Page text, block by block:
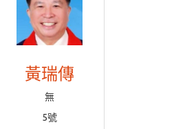
黃瑞傳
無
5號